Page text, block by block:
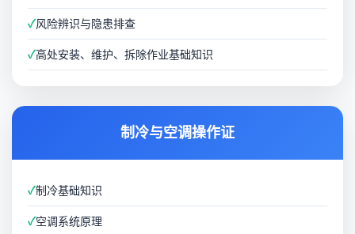
✓风险辨识与隐患排查
✓高处安装、维护、拆除作业基础知识
制冷与空调操作证
✓制冷基础知识
✓空调系统原理